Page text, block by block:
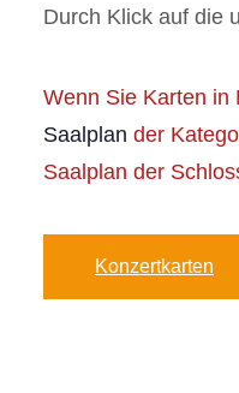
Durch Klick auf die
Wenn Sie Karten in
Saalplan der
Saalplan der
Konzertkarten